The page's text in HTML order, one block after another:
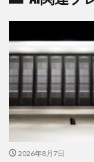
2026年8月7日